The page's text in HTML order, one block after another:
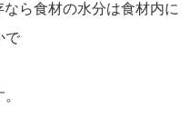
食材の水分は食材内に
で